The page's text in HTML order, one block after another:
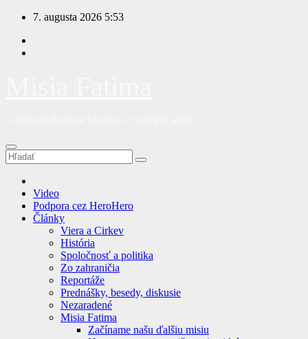
Prejsť
obsah
7. augusta 2026 5:53
Video
Podpora cez HeroHero
Články
Viera a Cirkev
História
Spoločnosť a politika
Zo zahraničia
Reportáže
Prednášky, besedy, diskusie
Nezaradené
Misia Fatima
Začíname našu ďalšiu misiu